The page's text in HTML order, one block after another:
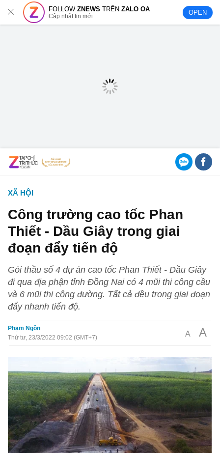
FOLLOWZNEWS TRÊNZALO OA
Cập nhật tin mới OPEN
XÃ HỘI
Công trường cao tốc Phan
Thiết - Dầu Giây trong giai
đoạn đẩy tiến độ
Gói thầu số 4 dự án cao tốc Phan Thiết - Dầu Giây
đi qua địa phận tỉnh Đồng Nai có 4 mũi thi công cầu
và 6 mũi thi công đường. Tất cả đều trong giai đoạn
đẩy nhanh tiến độ.
Phạm Ngôn
Thứ tư, 23/3/2022 09:02 (GMT+7)
A A